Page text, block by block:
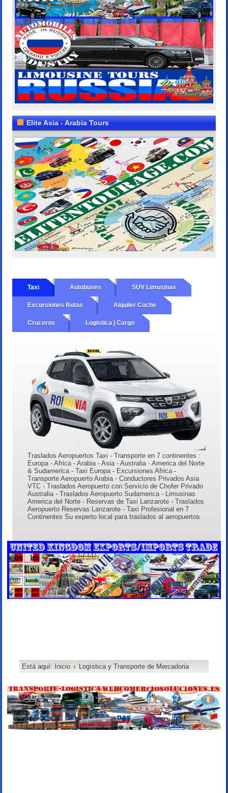
Elite Asia - Arabia Tours
Taxi Autobuses SUV Limusinas
Excursiones Rutas Alquiler Coche
Cruceros Logistica | Cargo
Traslados Aeropuertos Taxi - Transporte en 7 continentes :
Europa - Africa - Arabia - Asia - Australia - America del Norte
& Sudamerica - Taxi Europa - Excursiones Africa -
Transporte Aeropuerto Arabia - Conductores Privados Asia
VTC - Traslados Aeropuerto con Servicio de Chofer Privado
Australia - Traslados Aeropuerto Sudamerica - Limusinas
America del Norte - Reservas de Taxi Lanzarote - Traslados
Aeropuerto Reservas Lanzarote - Taxi Profesional en 7
Continentes Su experto local para traslados al aeropuertos
Está aquí: Inicio Logística y Transporte de Mercadoria